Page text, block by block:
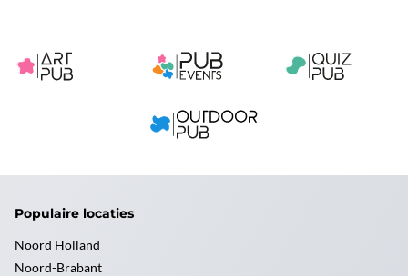
Populaire locaties
Noord Holland
Noord-Brabant